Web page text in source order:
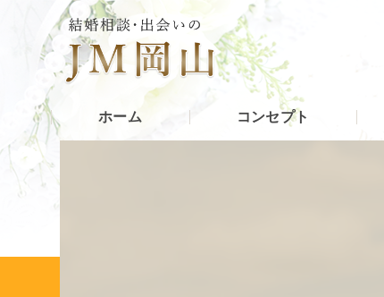
ホーム コンセプト